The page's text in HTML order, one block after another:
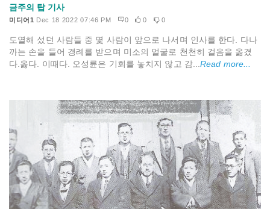
금주의 탑 기사
미디어1 Dec 18 2022 07:46 PM 0 0 0
도열해 섰던 사람들 중 몇 사람이 앞으로 나서며 인사를 한다. 다나
까는 손을 들어 경례를 받으며 미소의 얼굴로 천천히 걸음을 옮겼
다.옳다. 이때다. 오성륜은 기회를 놓치지 않고 감...Read more...